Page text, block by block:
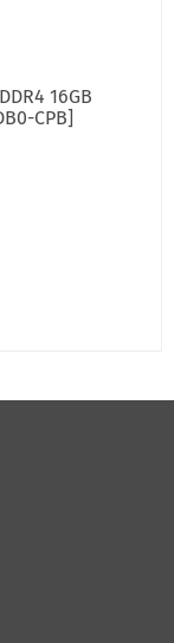
16GB
CPB]